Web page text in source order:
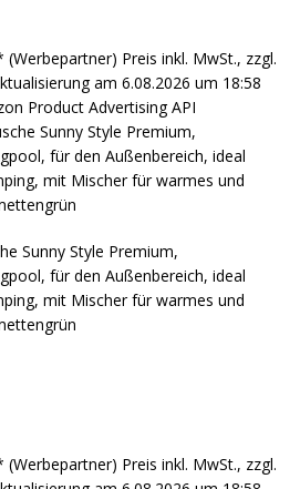
(Werbepartner) Preis inkl. MwSt., zzgl.
am 6.08.2026 um 18:58
Product Advertising API
Sunny Style Premium,
für den Außenbereich, ideal
mit Mischer für warmes und
(Werbepartner) Preis inkl. MwSt., zzgl.